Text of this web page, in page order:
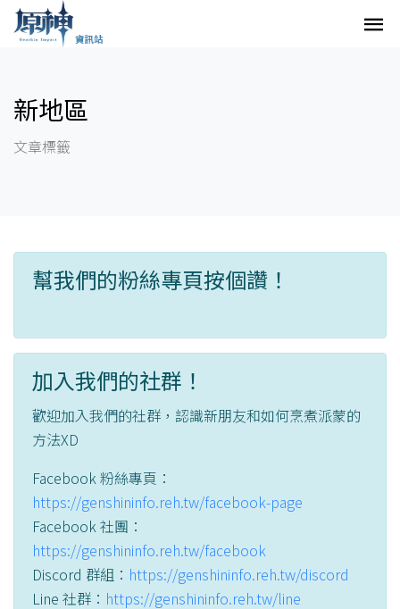
新地區
文章標籤
幫我們的粉絲專頁按個讚！
加入我們的社群！
歡迎加入我們的社群，認識新朋友和如何烹煮派蒙的
方法XD
Facebook 粉絲專頁：
https://genshininfo.reh.tw/facebook-page
Facebook 社團：
https://genshininfo.reh.tw/facebook
Discord 群組： https://genshininfo.reh.tw/discord
Line 社群： https://genshininfo.reh.tw/line